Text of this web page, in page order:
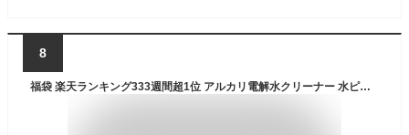
8
福袋 楽天ランキング333週間超1位 アルカリ電解水クリーナー 水ピカ 300ml スプレー ＋ 水ピカジェル 200g セット 大掃除 除菌 消臭 マルチクリーナー コンロ 油汚れ フローリング 壁紙 タバコ ヤニ落とし スチームクリーナー洗剤不要